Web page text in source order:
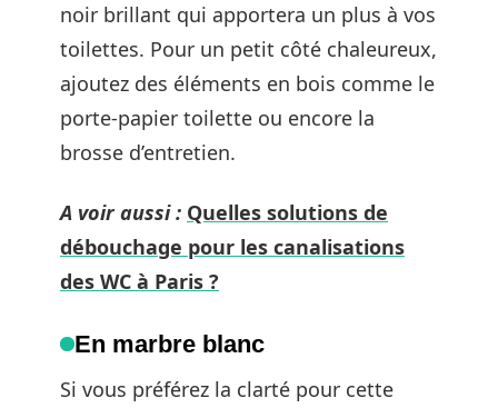
noir brillant qui apportera un plus à vos
toilettes. Pour un petit côté chaleureux,
ajoutez des éléments en bois comme le
porte-papier toilette ou encore la
brosse d’entretien.
A voir aussi : Quelles solutions de
débouchage pour les canalisations
des WC à Paris ?
En marbre blanc
Si vous préférez la clarté pour cette